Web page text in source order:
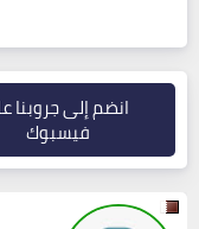
انضم إلى جروبنا
فيسبوك